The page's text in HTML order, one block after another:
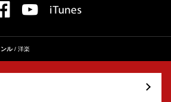
ル 洋楽